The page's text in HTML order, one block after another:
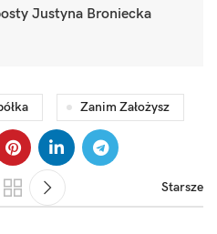
Justyna Broniecka
Zanim Założysz
Starsze